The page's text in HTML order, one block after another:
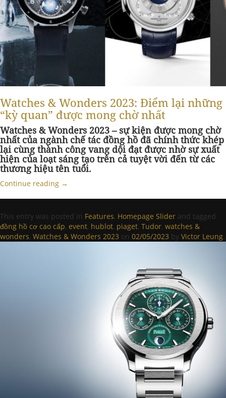
Watches & Wonders 2023: Điểm lại những
“kỳ quan” được mong chờ nhất
Watches & Wonders 2023 – sự kiện được mong chờ
nhất của ngành chế tác đồng hồ đã chính thức khép
lại cùng thành công vang dội đạt được nhờ sự xuất
hiện của loạt sáng tạo trên cả tuyệt vời đến từ các
thương hiệu tên tuổi.
Continue reading →
This entry was posted in Features, Homepage Slider and tagged
đồng hồ cơ cao cấp, event, hublot, piaget, Tudor, watches &
wonders, Watches & Wonders 2023 on 02/05/2023 by Victor Leung.